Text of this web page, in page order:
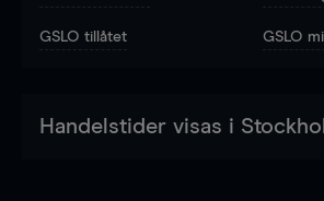
GSLO tillåtet GSLO
Handelstider visas i